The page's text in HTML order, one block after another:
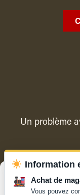
Un problème
Information
Achat de
Vous pouvez